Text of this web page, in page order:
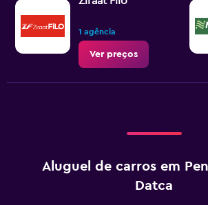
1 agência
Ver preços
Aluguel de carros em
Datca